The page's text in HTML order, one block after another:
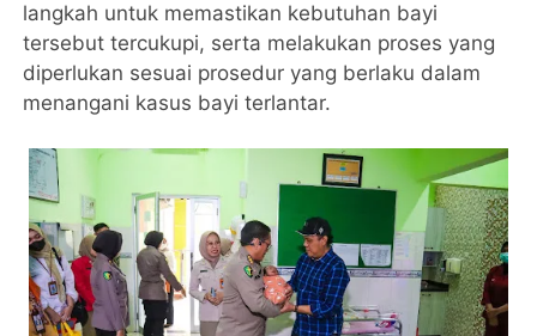
langkah untuk memastikan kebutuhan bayi
tersebut tercukupi, serta melakukan proses yang
diperlukan sesuai prosedur yang berlaku dalam
menangani kasus bayi terlantar.